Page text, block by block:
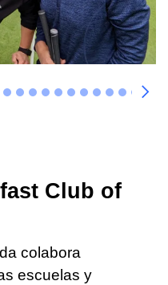
Club of
colabora
escuelas y